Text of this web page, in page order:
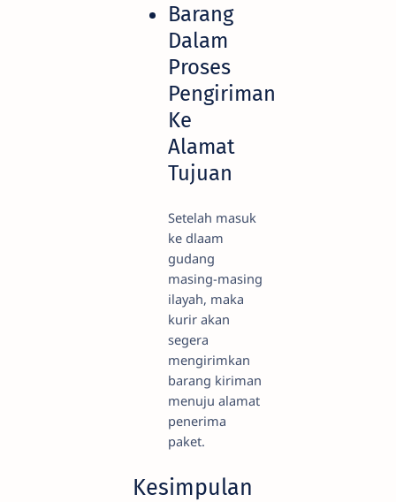
Barang
Dalam
Proses
Pengiriman
Ke
Alamat
Tujuan
Setelah masuk
ke dlaam
gudang
masing-masing
ilayah, maka
kurir akan
segera
mengirimkan
barang kiriman
menuju alamat
penerima
paket.
Kesimpulan